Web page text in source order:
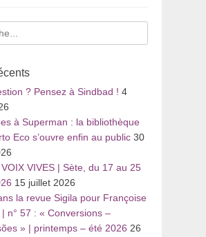
? Pensez à Sindbad ! 4
à Superman : la bibliothèque
Eco s’ouvre enfin au public 30
VIVES | Sète, du 17 au 25
15 juillet 2026
la revue Sigila pour Françoise
n° 57 : « Conversions –
» | printemps – été 2026 26